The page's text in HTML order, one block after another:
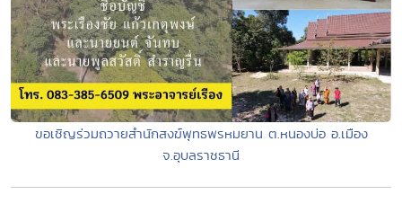
ขอเชิญร่วมถวายสำนักสงฆ์พุทธพรหมยาน ต.หนองบ่อ อ.เมือง
จ.อุบลราชธานี